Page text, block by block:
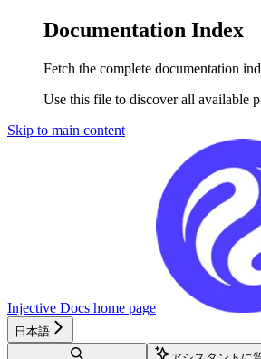
Documentation Index
Fetch the complete documentation
Use this file to discover all available
Skip to main content
Injective Docs home page
日本語